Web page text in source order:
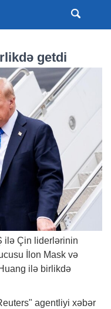
getdi
ilə Çin liderlərinin
İlon Mask və
ilə birlikdə
agentliyi xəbər